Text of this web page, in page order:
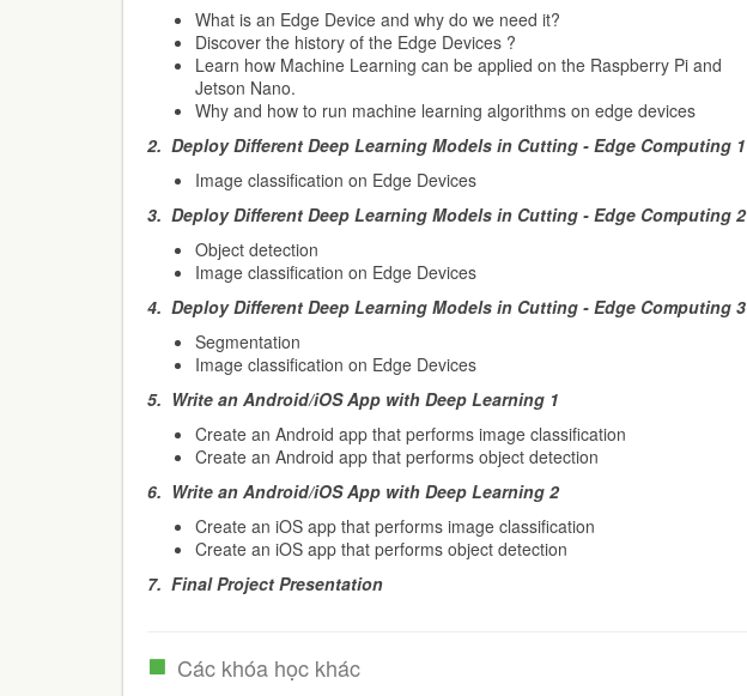
What is an Edge Device and why do we need it?
Discover the history of the Edge Devices ?
Learn how Machine Learning can be applied on the Raspberry Pi and
Jetson Nano.
Why and how to run machine learning algorithms on edge devices
2. Deploy Different Deep Learning Models in Cutting - Edge Computing 1
Image classification on Edge Devices
3. Deploy Different Deep Learning Models in Cutting - Edge Computing 2
Object detection
Image classification on Edge Devices
4. Deploy Different Deep Learning Models in Cutting - Edge Computing 3
Segmentation
Image classification on Edge Devices
5. Write an Android/iOS App with Deep Learning 1
Create an Android app that performs image classification
Create an Android app that performs object detection
6. Write an Android/iOS App with Deep Learning 2
Create an iOS app that performs image classification
Create an iOS app that performs object detection
7. Final Project Presentation
Các khóa học khác